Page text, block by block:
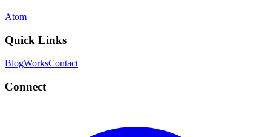
Atom
Quick Links
BlogWorksContact
Connect